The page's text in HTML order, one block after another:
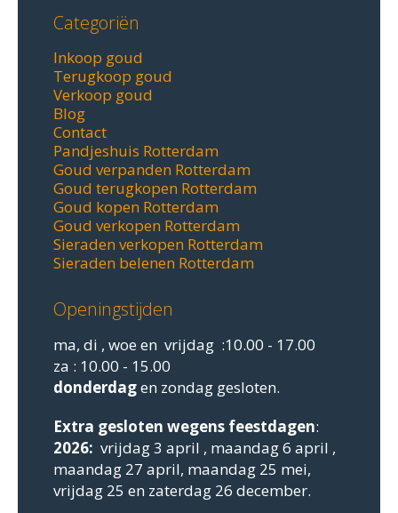
Categoriën
Inkoop goud
Terugkoop goud
Verkoop goud
Blog
Contact
Pandjeshuis Rotterdam
Goud verpanden Rotterdam
Goud terugkopen Rotterdam
Goud kopen Rotterdam
Goud verkopen Rotterdam
Sieraden verkopen Rotterdam
Sieraden belenen Rotterdam
Openingstijden
ma, di , woe en vrijdag :10.00 - 17.00
za : 10.00 - 15.00
donderdagen zondag gesloten.
Extra gesloten wegens feestdagen:
2026: vrijdag 3 april , maandag 6 april ,
maandag 27 april, maandag 25 mei,
vrijdag 25 en zaterdag 26 december.